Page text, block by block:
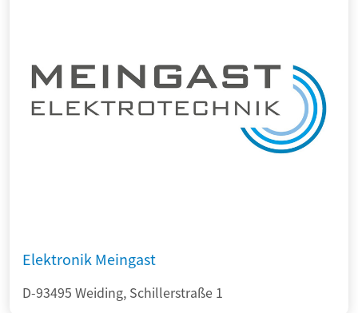
Elektronik Meingast
D-93495 Weiding, Schillerstraße 1